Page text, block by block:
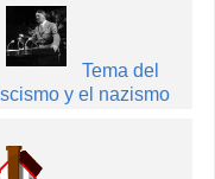
Tema del
y el nazismo